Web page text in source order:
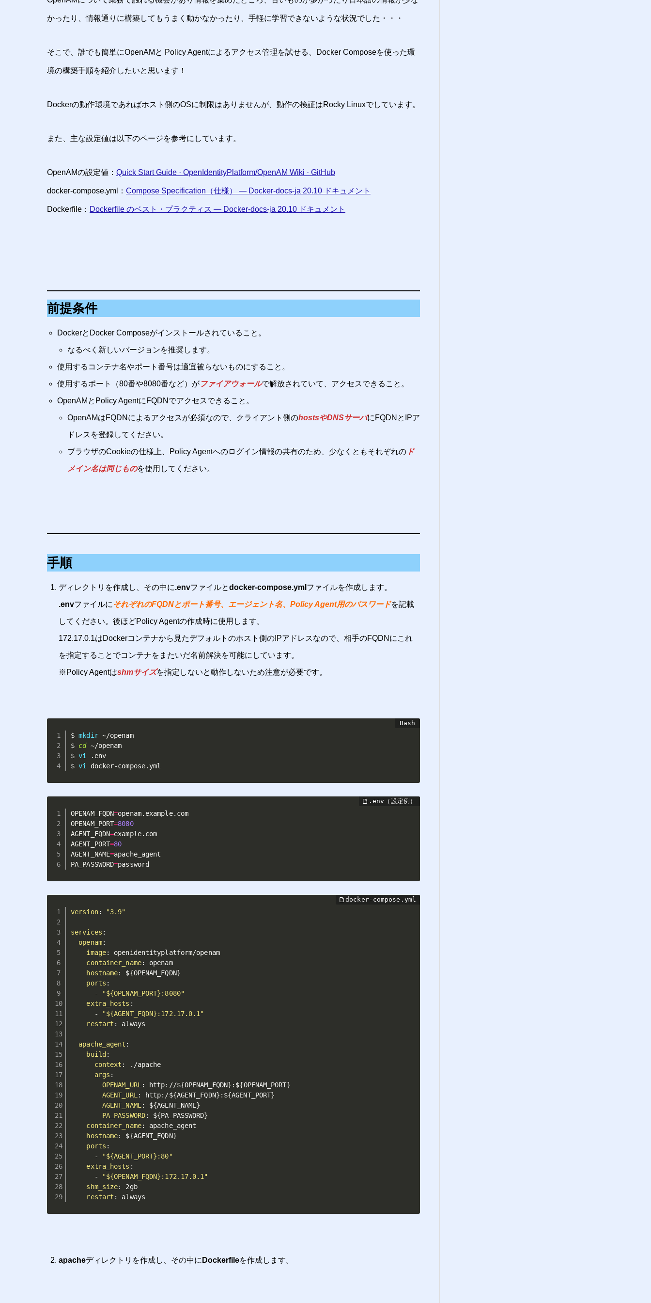
かったり、情報通りに構築してもうまく動かなかったり、手軽に学習できないような状況でした・・・
そこで、誰でも簡単にOpenAMと Policy Agentによるアクセス管理を試せる、Docker Composeを使った環
境の構築手順を紹介したいと思います！
Dockerの動作環境であればホスト側のOSに制限はありませんが、動作の検証はRocky Linuxでしています。
また、主な設定値は以下のページを参考にしています。
OpenAMの設定値： Quick Start Guide · OpenIdentityPlatform/OpenAM Wiki · GitHub
docker-compose.yml： Compose Specification（仕様） — Docker-docs-ja 20.10 ドキュメント
Dockerfile： Dockerfile のベスト・プラクティス — Docker-docs-ja 20.10 ドキュメント
前提条件
DockerとDocker Composeがインストールされていること。
なるべく新しいバージョンを推奨します。
使用するコンテナ名やポート番号は適宜被らないものにすること。
使用するポート（80番や8080番など）がファイアウォールで解放されていて、アクセスできること。
OpenAMとPolicy AgentにFQDNでアクセスできること。
OpenAMはFQDNによるアクセスが必須なので、クライアント側のhostsやDNSサーバにFQDNとIPア
ドレスを登録してください。
ブラウザのCookieの仕様上、Policy Agentへのログイン情報の共有のため、少なくともそれぞれのド
メイン名は同じものを使用してください。
手順
ディレクトリを作成し、その中に.envファイルとdocker-compose.yml ファイルを作成します。
.envファイルに それぞれのFQDNとポート番号、エージェント名、Policy Agent用のパスワードを記載
してください。後ほどPolicy Agentの作成時に使用します。
172.17.0.1はDockerコンテナから見たデフォルトのホスト側のIPアドレスなので、相手のFQDNにこれ
を指定することでコンテナをまたいだ名前解決を可能にしています。
※Policy Agentはshmサイズを指定しないと動作しないため注意が必要です。
$ mkdir ~/openam
$ cd ~/openam
$ vi
.env
$ vi docker-compose.yml
OPENAM_FQDN=
OPENAM_PORT=8080
AGENT_FQDN=
AGENT_PORT=80
AGENT_NAME=
PA_PASSWORD=password
version: "3.9"
services :
openam:
image:
openidentityplatform/openam
container_name:
openam
hostname: ${OPENAM_FQDN}
ports :
-
"${OPENAM_PORT}:8080"
extra_hosts :
-
"${AGENT_FQDN}:172.17.0.1"
restart : always
apache_agent :
build:
context :
./apache
args :
OPENAM_URL : http: //${OPENAM_FQDN} : ${OPENAM_PORT}
AGENT_URL : http: /${AGENT_FQDN} : ${AGENT_PORT}
AGENT_NAME: ${AGENT_NAME}
PA_PASSWORD: ${PA_PASSWORD}
container_name:
apache_agent
hostname: ${AGENT_FQDN}
ports :
-
"${AGENT_PORT}:80"
extra_hosts :
-
"${OPENAM_FQDN}:172.17.0.1"
shm_size:
2gb
restart : always
apacheディレクトリを作成し、その中に Dockerfileを作成します。